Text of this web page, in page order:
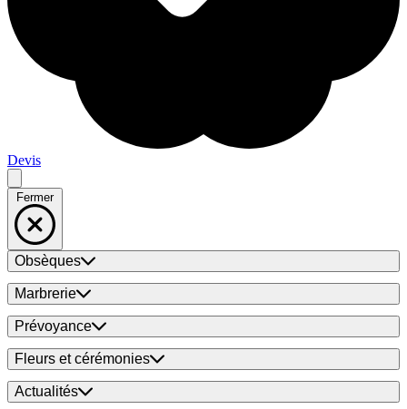
Devis
Fermer
Obsèques
Marbrerie
Prévoyance
Fleurs et cérémonies
Actualités